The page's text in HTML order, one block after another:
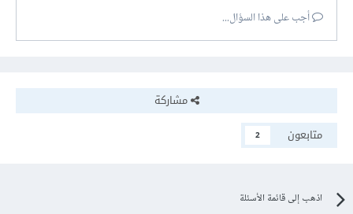
أجب على هذا السؤال...
مشاركة
متابعون
2
اذهب إلى قائمة الأسئلة